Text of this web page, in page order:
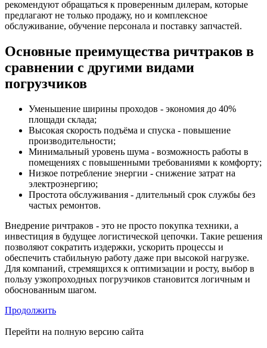
рекомендуют обращаться к проверенным дилерам, которые
предлагают не только продажу, но и комплексное
обслуживание, обучение персонала и поставку запчастей.
Основные преимущества ричтраков в
сравнении с другими видами
погрузчиков
Уменьшение ширины проходов - экономия до 40%
площади склада;
Высокая скорость подъёма и спуска - повышение
производительности;
Минимальный уровень шума - возможность работы в
помещениях с повышенными требованиями к комфорту;
Низкое потребление энергии - снижение затрат на
электроэнергию;
Простота обслуживания - длительный срок службы без
частых ремонтов.
Внедрение ричтраков - это не просто покупка техники, а
инвестиция в будущее логистической цепочки. Такие решения
позволяют сократить издержки, ускорить процессы и
обеспечить стабильную работу даже при высокой нагрузке.
Для компаний, стремящихся к оптимизации и росту, выбор в
пользу узкопроходных погрузчиков становится логичным и
обоснованным шагом.
Продолжить
Перейти на полную версию сайта